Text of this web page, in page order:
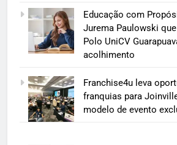
Educação com
Jurema Paulowski
Polo UniCV
acolhimento
Franchise4u leva
franquias para
modelo de evento